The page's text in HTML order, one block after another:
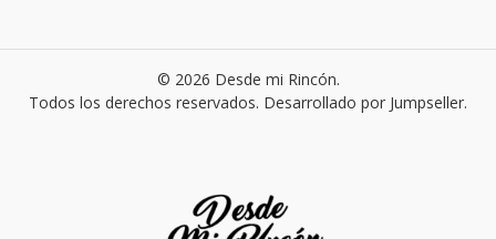
© 2026 Desde mi Rincón.
Todos los derechos reservados. Desarrollado por Jumpseller.